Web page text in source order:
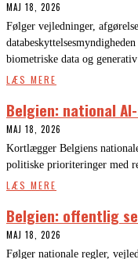
MAJ 18, 2026
Følger vejledninger,
biometriske data og
LÆS MERE
Belgien: national
MAJ 18, 2026
Kortlægger Belgiens
politiske prioriteringer med
LÆS MERE
Belgien: offentlig
MAJ 18, 2026
Følger nationale regler,